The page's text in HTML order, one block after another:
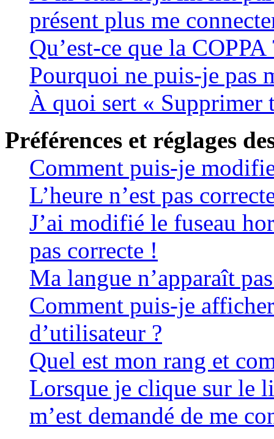
présent plus me
Qu’est-ce que la COPPA
Pourquoi ne puis-je pas
À quoi sert « Supprimer
Préférences et réglages
Comment puis-je
L’heure n’est pas
J’ai modifié le fuseau
pas correcte !
Ma langue n’apparaît
Comment puis-je
d’utilisateur ?
Quel est mon rang et
Lorsque je clique sur le
m’est demandé de me